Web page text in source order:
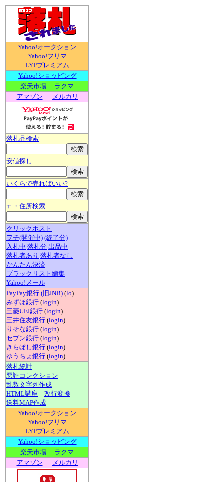
Yahoo!オークション
Yahoo!フリマ
LYPプレミアム
Yahoo!ショッピング
楽天市場
ラクマ
アマゾン
メルカリ
落札品検索
安値探し
いくらで売ればいい?
〒・住所検索
クリックポスト
ヲチ(開催中) (終了分)
入札中 落札分 出品中
落札者あり 落札者なし
かんたん決済
ブラックリスト編集
Yahoo!メール
PayPay銀行 (旧JNB) (lo)
みずほ銀行 (login)
三菱UFJ銀行 (login)
三井住友銀行 (login)
りそな銀行 (login)
セブン銀行 (login)
きらぼし銀行 (login)
ゆうちょ銀行 (login)
落札統計
悪評コレクション
乱数文字列作成
HTML講座
改行変換
送料MAP作成
Yahoo!オークション
Yahoo!フリマ
LYPプレミアム
Yahoo!ショッピング
楽天市場
ラクマ
アマゾン
メルカリ